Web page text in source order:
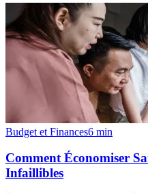
Budget et Finances6 min
Comment Économiser
Infaillibles